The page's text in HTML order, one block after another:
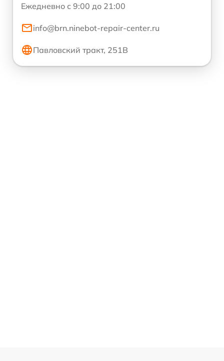
Ежедневно с 9:00 до 21:00
info@brn.ninebot-repair-center.ru
Павловский тракт, 251В